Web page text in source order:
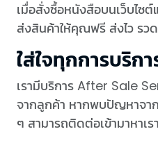
เมื่อสั่งซื้อหนังสือบนเว็บไซ
ส่งสินค้าให้คุณฟรี ส่งไว รว
ใส่ใจทุกการบริกา
เรามีบริการ After Sale
จากลูกค้า หากพบปัญหาจา
ๆ สามารถติดต่อเข้ามาหาเร